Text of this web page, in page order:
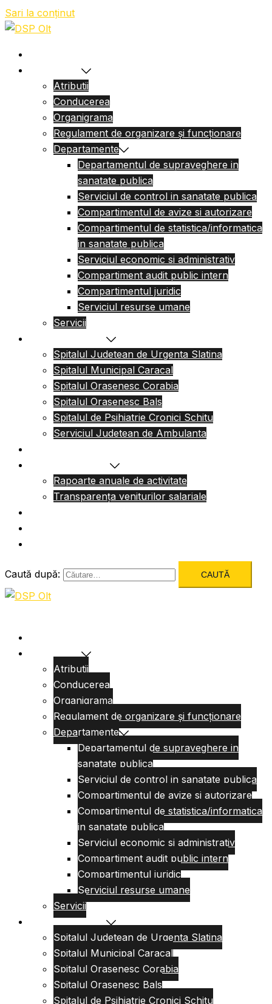
Sari la conținut
Atributii
Conducerea
Organigrama
Regulament de organizare și funcționare
Departamente
Departamentul de supraveghere in
sanatate publica
Serviciul de control in sanatate publica
Compartimentul de avize si autorizare
Compartimentul de statistica/informatica
in sanatate publica
Serviciul economic si administrativ
Compartiment audit public intern
Compartimentul juridic
Serviciul resurse umane
Servicii
Spitalul Judetean de Urgenta Slatina
Spitalul Municipal Caracal
Spitalul Orasenesc Corabia
Spitalul Orasenesc Bals
Spitalul de Psihiatrie Cronici Schitu
Serviciul Judetean de Ambulanta
Rapoarte anuale de activitate
Transparența veniturilor salariale
Caută după:
Atributii
Conducerea
Organigrama
Regulament de organizare și funcționare
Departamente
Departamentul de supraveghere in
sanatate publica
Serviciul de control in sanatate publica
Compartimentul de avize si autorizare
Compartimentul de statistica/informatica
in sanatate publica
Serviciul economic si administrativ
Compartiment audit public intern
Compartimentul juridic
Serviciul resurse umane
Servicii
Reteaua sanitara
Spitalul Judetean de Urgenta Slatina
Spitalul Municipal Caracal
Spitalul Orasenesc Corabia
Spitalul Orasenesc Bals
Spitalul de Psihiatrie Cronici Schitu